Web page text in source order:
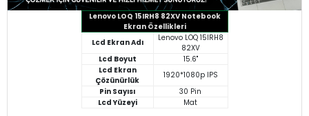
Lenovo LOQ 15IRH8 82XV Notebook
Ekran Özellikleri
Lcd Ekran Adı
Lenovo LOQ 15IRH8
82XV
Lcd Boyut
15.6"
Lcd Ekran
Çözünürlük
1920*1080p IPS
Pin Sayısı
30 Pin
Lcd Yüzeyi
Mat